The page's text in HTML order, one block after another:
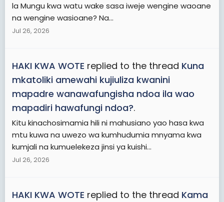
la Mungu kwa watu wake sasa iweje wengine waoane
na wengine wasioane? Na...
Jul 26, 2026
HAKI KWA WOTE replied to the thread Kuna
mkatoliki amewahi kujiuliza kwanini
mapadre wanawafungisha ndoa ila wao
mapadiri hawafungi ndoa?.
Kitu kinachosimamia hili ni mahusiano yao hasa kwa
mtu kuwa na uwezo wa kumhudumia mnyama kwa
kumjali na kumuelekeza jinsi ya kuishi...
Jul 26, 2026
HAKI KWA WOTE replied to the thread Kama